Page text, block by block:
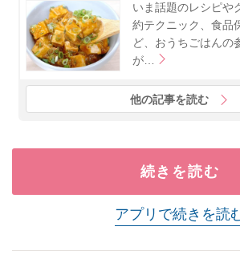
いま話題のレシピや
約テクニック、食品
ど、おうちごはんの
が…
他の記事を読む
続きを読む
アプリで続きを読